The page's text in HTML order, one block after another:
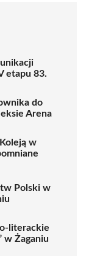
etapu 83.
do
Arena
w
Polski w
literackie
w Żaganiu